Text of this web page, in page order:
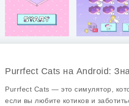
Purrfect Cats на Android:
Purrfect Cats — это симулятор,
если вы любите котиков и